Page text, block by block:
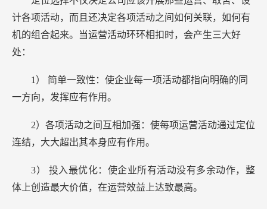
计各项活动，而且还决定各项活动之间如何关联，如何有
机的组合起来。当运营活动环环相扣时，会产生三大好
处：
1） 简单一致性：使企业每一项活动都指向明确的同
一方向，发挥应有作用。
2）各项活动之间互相加强：使每项运营活动通过定位
连结，大大超出其本身应有作用。
3） 投入最优化：使企业所有活动没有多余动作，整
体上创造最大价值，在运营效益上达致最高。